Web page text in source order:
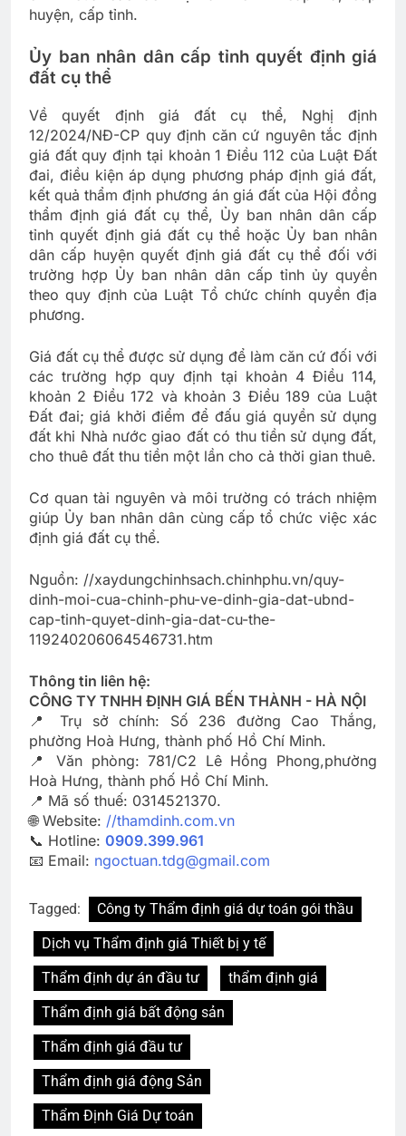
huyện, cấp tỉnh.
Ủy ban nhân dân cấp tỉnh quyết định giá
đất cụ thể
Về quyết định giá đất cụ thể, Nghị định
12/2024/NĐ-CP quy định căn cứ nguyên tắc định
giá đất quy định tại khoản 1 Điều 112 của Luật Đất
đai, điều kiện áp dụng phương pháp định giá đất,
kết quả thẩm định phương án giá đất của Hội đồng
thẩm định giá đất cụ thể, Ủy ban nhân dân cấp
tỉnh quyết định giá đất cụ thể hoặc Ủy ban nhân
dân cấp huyện quyết định giá đất cụ thể đối với
trường hợp Ủy ban nhân dân cấp tỉnh ủy quyền
theo quy định của Luật Tổ chức chính quyền địa
phương.
Giá đất cụ thể được sử dụng để làm căn cứ đối với
các trường hợp quy định tại khoản 4 Điều 114,
khoản 2 Điều 172 và khoản 3 Điều 189 của Luật
Đất đai; giá khởi điểm để đấu giá quyền sử dụng
đất khi Nhà nước giao đất có thu tiền sử dụng đất,
cho thuê đất thu tiền một lần cho cả thời gian thuê.
Cơ quan tài nguyên và môi trường có trách nhiệm
giúp Ủy ban nhân dân cùng cấp tổ chức việc xác
định giá đất cụ thể.
Nguồn: //xaydungchinhsach.chinhphu.vn/quy-
dinh-moi-cua-chinh-phu-ve-dinh-gia-dat-ubnd-
cap-tinh-quyet-dinh-gia-dat-cu-the-
119240206064546731.htm
Thông tin liên hệ:
CÔNG TY TNHH ĐỊNH GIÁ BẾN THÀNH - HÀ NỘI
📍 Trụ sở chính: Số 236 đường Cao Thắng,
phường Hoà Hưng, thành phố Hồ Chí Minh.
📍 Văn phòng: 781/C2 Lê Hồng Phong,phường
Hoà Hưng, thành phố Hồ Chí Minh.
📍 Mã số thuế: 0314521370.
🌐 Website: //thamdinh.com.vn
📞 Hotline: 0909.399.961
📧 Email: ngoctuan.tdg@gmail.com
Tagged:
Công ty Thẩm định giá dự toán gói thầu
Dịch vụ Thẩm định giá Thiết bị y tế
Thẩm định dự án đầu tư
thẩm định giá
Thẩm định giá bất động sản
Thẩm định giá đầu tư
Thẩm định giá động Sản
Thẩm Định Giá Dự toán